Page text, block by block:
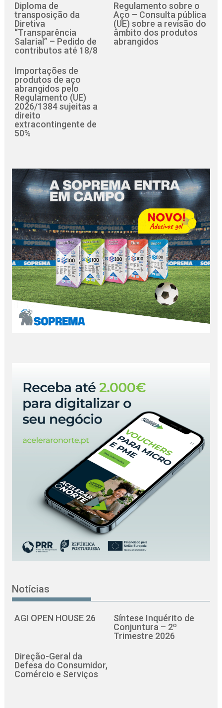
Diploma de
transposição da
Diretiva
“Transparência
Salarial” – Pedido de
contributos até 18/8
Regulamento sobre o
Aço – Consulta pública
(UE) sobre a revisão do
âmbito dos produtos
abrangidos
Importações de
produtos de aço
abrangidos pelo
Regulamento (UE)
2026/1384 sujeitas a
direito
extracontingente de
50%
Notícias
AGI OPEN HOUSE 26
Síntese Inquérito de
Conjuntura – 2º
Trimestre 2026
Direção-Geral da
Defesa do Consumidor,
Comércio e Serviços